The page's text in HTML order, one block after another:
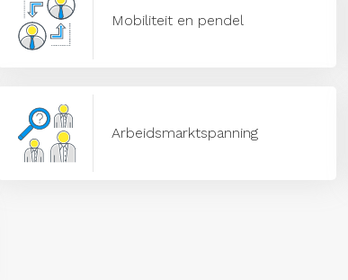
Mobiliteit en pendel
Arbeidsmarktspanning